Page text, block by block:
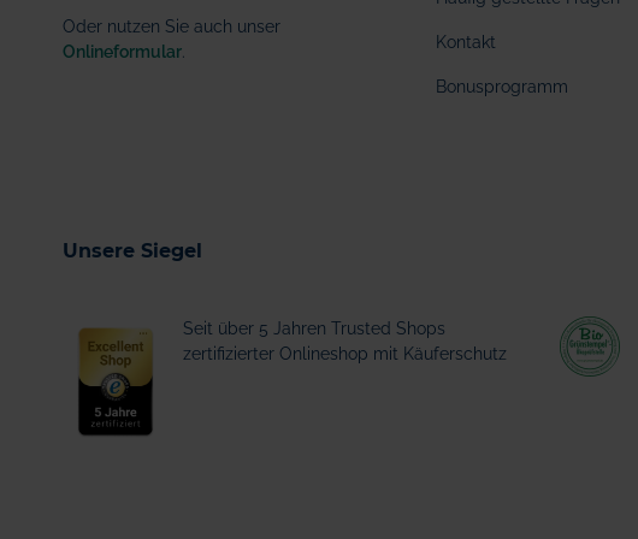
Oder nutzen Sie auch unser
Onlineformular
Kontakt
Bonusprogramm
Unsere Siegel
Seit über 5 Jahren Trusted Shops
zertifizierter Onlineshop mit Käuferschutz